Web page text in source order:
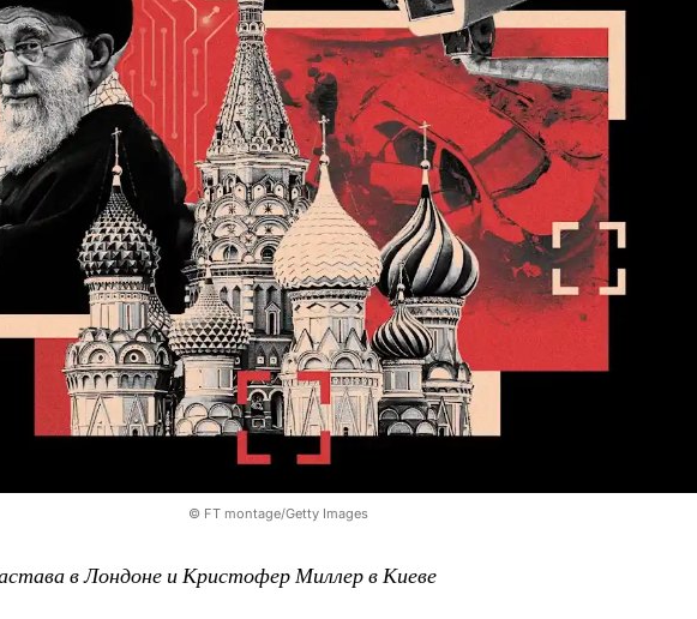
© FT montage/Getty Images
в Лондоне и Кристофер Миллер в Киеве